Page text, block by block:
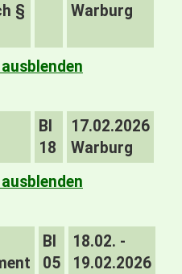
§
Warburg
BI
18
17.02.2026
Warburg
BI
05
18.02. -
19.02.2026